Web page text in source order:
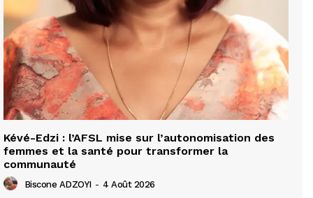
Kévé-Edzi : l’AFSL mise sur l’autonomisation des
femmes et la santé pour transformer la
communauté
Biscone ADZOYI - 4 Août 2026